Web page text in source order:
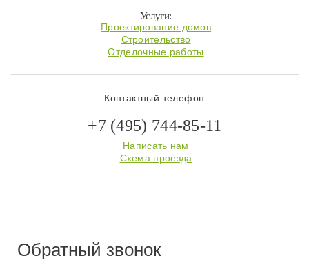
Услуги:
Проектирование домов
Строительство
Отделочные работы
Контактный телефон:
+7 (495) 744-85-11
Написать нам
Схема проезда
Обратный звонок